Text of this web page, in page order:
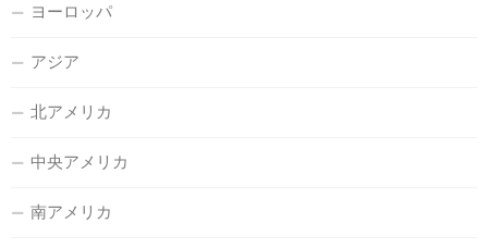
ヨーロッパ
アジア
北アメリカ
中央アメリカ
南アメリカ